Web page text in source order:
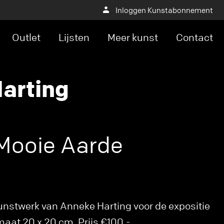
Inloggen Kunstabonnement
Outlet Lijsten Meer kunst Contact
Aarde
van Anneke Harting voor de expositie